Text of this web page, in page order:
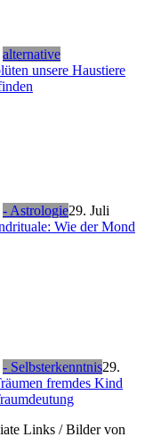
alternative
unsere Haustiere
- Astrologie29. Juli
Wie der Mond
- Selbsterkenntnis29.
fremdes Kind
Links / Bilder von